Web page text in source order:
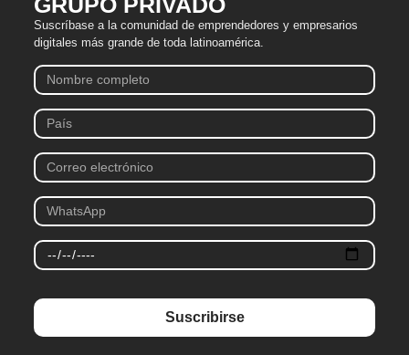
Suscríbase a la comunidad de emprendedores y empresarios
digitales más grande de toda latinoamérica.
Suscribirse